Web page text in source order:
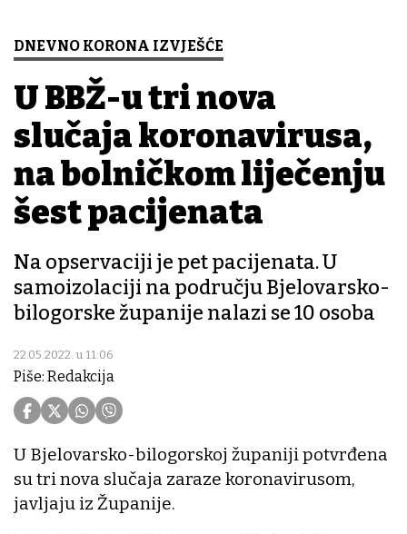
DNEVNO KORONA IZVJEŠĆE
U BBŽ-u tri nova
slučaja koronavirusa,
na bolničkom liječenju
šest pacijenata
Na opservaciji je pet pacijenata. U
samoizolaciji na području Bjelovarsko-
bilogorske županije nalazi se 10 osoba
22.05.2022. u 11:06
Piše: Redakcija
U Bjelovarsko-bilogorskoj županiji potvrđena
su tri nova slučaja zaraze koronavirusom,
javljaju iz Županije.